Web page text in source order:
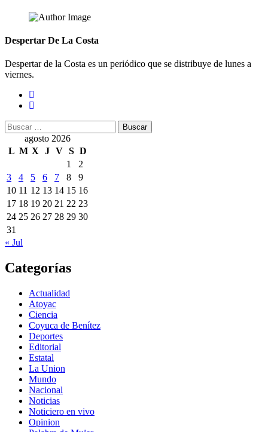
Despertar De La Costa
Despertar de la Costa es un periódico que se distribuye de lunes a
viernes.
Buscar:
agosto 2026
L M X J V S D
1
2
3
4 5 6 7 8
9
10 11 12 13 14 15 16
17 18 19 20 21 22 23
24 25 26 27 28 29 30
31
« Jul
Categorías
Actualidad
Atoyac
Ciencia
Coyuca de Benítez
Deportes
Editorial
Estatal
La Union
Mundo
Nacional
Noticias
Noticiero en vivo
Opinion